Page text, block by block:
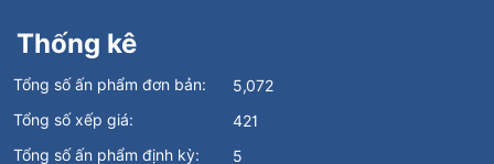
Thống kê
Tổng số ấn phẩm đơn bản:
5,072
Tổng số xếp giá:
421
Tổng số ấn phẩm định kỳ:
5